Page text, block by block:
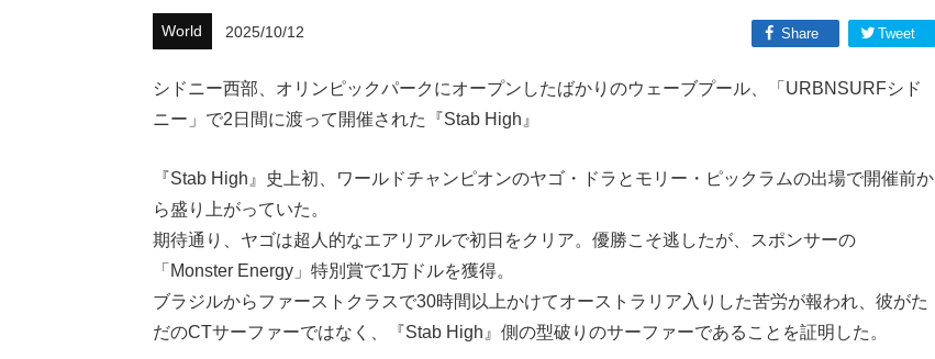
World 2025/10/12 Tweet
Share
シドニー西部、オリンピックパークにオープンしたばかりのウェーブプール、「URBNSURFシド
ニー」で2日間に渡って開催された『Stab High』
『Stab High』史上初、ワールドチャンピオンのヤゴ・ドラとモリー・ピックラムの出場で開催前か
ら盛り上がっていた。
期待通り、ヤゴは超人的なエアリアルで初日をクリア。優勝こそ逃したが、スポンサーの
「Monster Energy」特別賞で1万ドルを獲得。
ブラジルからファーストクラスで30時間以上かけてオーストラリア入りした苦労が報われ、彼がた
だのCTサーファーではなく、『Stab High』側の型破りのサーファーであることを証明した。